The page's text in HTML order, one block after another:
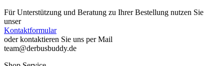
Für Unterstützung und Beratung zu Ihrer Bestellung nutzen Sie
unser
Kontaktformular
oder kontaktieren Sie uns per Mail
team@derbusbuddy.de